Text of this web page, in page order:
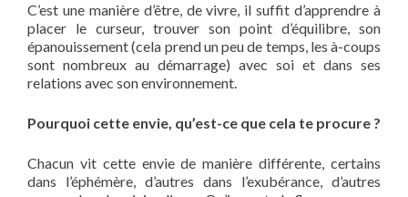
C’est une manière d’être, de vivre, il suffit d’apprendre à
placer le curseur, trouver son point d’équilibre, son
épanouissement (cela prend un peu de temps, les à-coups
sont nombreux au démarrage) avec soi et dans ses
relations avec son environnement.
Pourquoi cette envie, qu’est-ce que cela te procure ?
Chacun vit cette envie de manière différente, certains
dans l’éphémère, d’autres dans l’exubérance, d’autres